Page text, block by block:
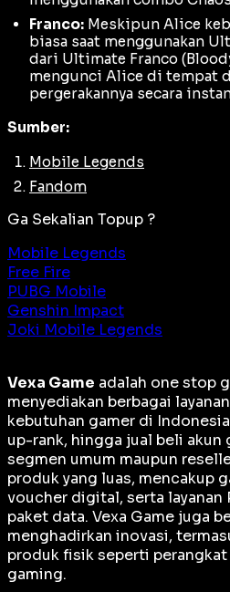
Franco: Meskipun Alice
biasa saat menggunakan
dari Ultimate Franco (
mengunci Alice di tempat
pergerakannya secara
Sumber:
Mobile Legends
Fandom
Ga Sekalian Topup ?
Mobile Legends
Free Fire
PUBG Mobile
Genshin Impact
Joki Mobile Legends
Vexa Game adalah one stop
menyediakan berbagai
kebutuhan gamer di
up-rank, hingga jual beli akun
segmen umum maupun
produk yang luas, mencakup
voucher digital, serta layanan
paket data. Vexa Game juga
menghadirkan inovasi,
produk fisik seperti perangkat
gaming.